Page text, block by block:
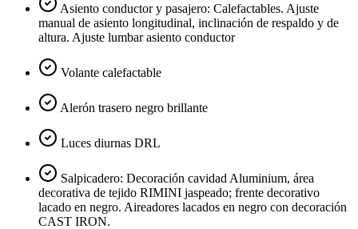
Asiento conductor y pasajero: Calefactables. Ajuste
manual de asiento longitudinal, inclinación de respaldo y de
altura. Ajuste lumbar asiento conductor
Volante calefactable
Alerón trasero negro brillante
Luces diurnas DRL
Salpicadero: Decoración cavidad Aluminium, área
decorativa de tejido RIMINI jaspeado; frente decorativo
lacado en negro. Aireadores lacados en negro con decoración
CAST IRON.